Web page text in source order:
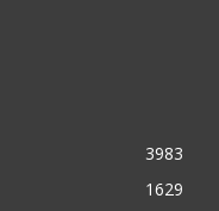
3983
1629